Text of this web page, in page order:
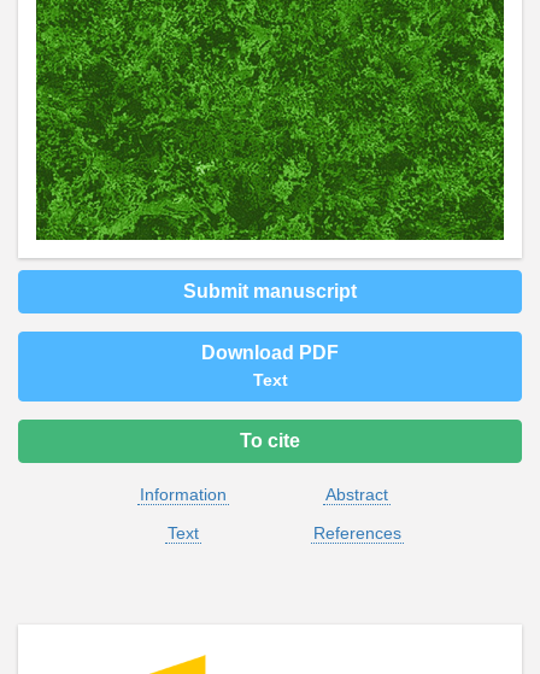
Submit manuscript
Download PDF
Text
To cite
Information
Abstract
Text
References